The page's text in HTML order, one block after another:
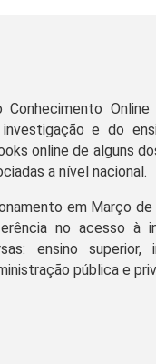
e do
online de alguns
a nível nacional.
em Março
no acesso à
ensino
pública e